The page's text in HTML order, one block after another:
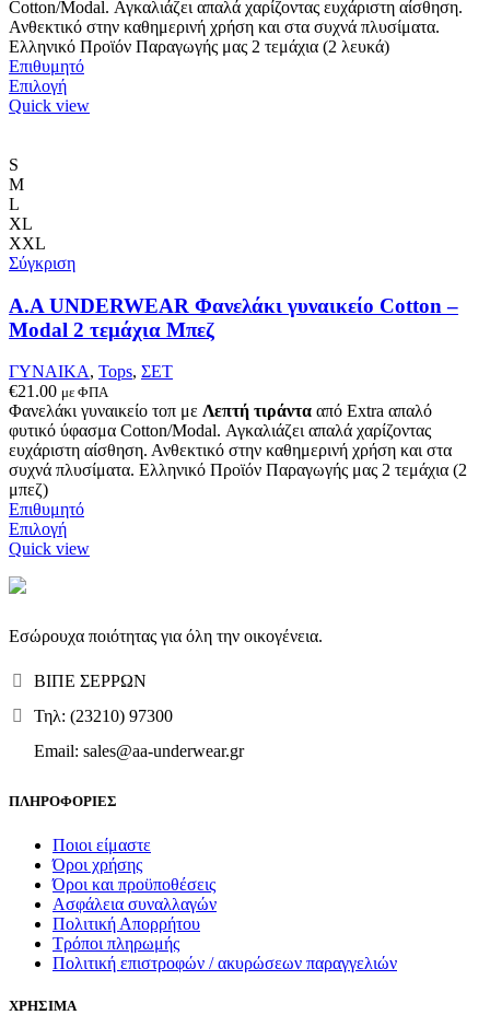
was:
€21.00.
τιμή
είναι:
€19.95.
Cotton/Modal. Αγκαλιάζει απαλά χαρίζοντας ευχάριστη αίσθηση.
Ανθεκτικό στην καθημερινή χρήση και στα συχνά πλυσίματα.
Ελληνικό Προϊόν Παραγωγής μας 2 τεμάχια (2 λευκά)
Επιθυμητό
ΕπιλογήΑυτό
το
να
στη
σελίδα
του
Quick view
S
M
L
XL
XXL
Σύγκριση
Α.A UNDERWEAR Φανελάκι γυναικείο Cotton –
Modal 2 τεμάχια Μπεζ
ΓΥΝΑΙΚΑ, Tops, ΣΕΤ
€21.00 με ΦΠΑ
Φανελάκι γυναικείο τοπ με Λεπτή τιράντα από Extra απαλό
φυτικό ύφασμα Cotton/Modal. Αγκαλιάζει απαλά χαρίζοντας
ευχάριστη αίσθηση. Ανθεκτικό στην καθημερινή χρήση και στα
συχνά πλυσίματα. Ελληνικό Προϊόν Παραγωγής μας 2 τεμάχια (2
μπεζ)
Επιθυμητό
ΕπιλογήΑυτό
το
παραλλαγές.
Οι
μπορούν
επιλεγούν
στη
προϊόντος
Quick view
Εσώρουχα ποιότητας για όλη την οικογένεια.
ΒΙΠΕ ΣΕΡΡΩΝ
Τηλ: (23210) 97300
Email: sales@aa-underwear.gr
ΠΛΗΡΟΦΟΡΙΕΣ
Ποιοι είμαστε
Όροι χρήσης
Όροι και προϋποθέσεις
Ασφάλεια συναλλαγών
Πολιτική Απορρήτου
Τρόποι πληρωμής
Πολιτική επιστροφών / ακυρώσεων παραγγελιών
ΧΡΗΣΙΜΑ